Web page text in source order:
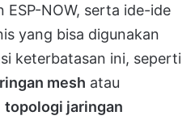
ESP-NOW, serta ide-ide
yang bisa digunakan
keterbatasan ini, seperti
mesh atau
topologi jaringan